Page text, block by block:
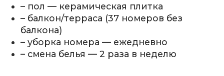
– пол — керамическая плитка
– балкон/терраса (37 номеров без
балкона)
– уборка номера — ежедневно
– смена белья — 2 раза в неделю